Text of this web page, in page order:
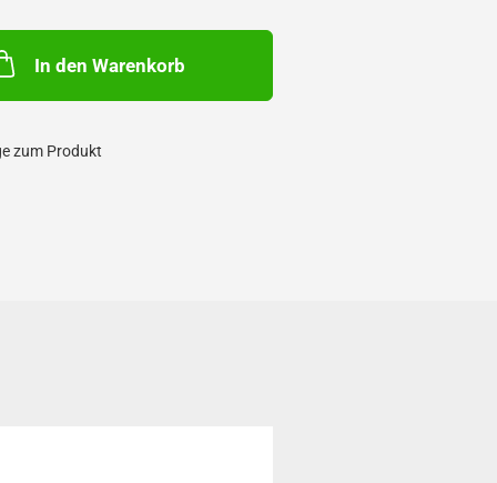
In den Warenkorb
zum Produkt